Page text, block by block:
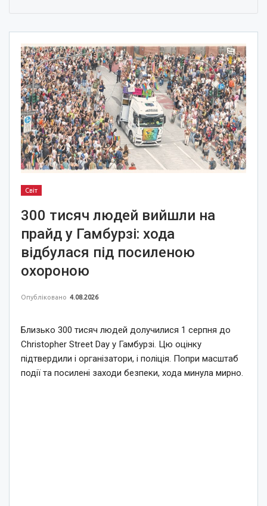
Світ
300 тисяч людей вийшли на
прайд у Гамбурзі: хода
відбулася під посиленою
охороною
Опубліковано 4.08.2026
Близько 300 тисяч людей долучилися 1 серпня до
Christopher Street Day у Гамбурзі. Цю оцінку
підтвердили і організатори, і поліція. Попри масштаб
події та посилені заходи безпеки, хода минула мирно.